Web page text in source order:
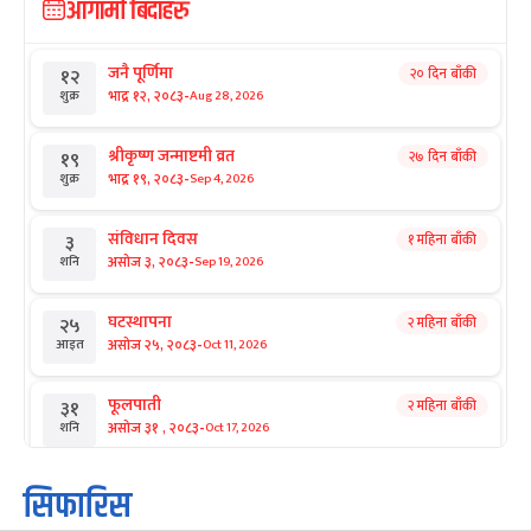
आगामी बिदाहरु
१२
शुक्र
जनै पूर्णिमा
भाद्र १२, २०८३-Aug 28, 2026
२० दिन बाँकी
१९
शुक्र
श्रीकृष्ण जन्माष्टमी व्रत
भाद्र १९, २०८३-Sep 4, 2026
२७ दिन बाँकी
३
शनि
संविधान दिवस
असोज ३, २०८३-Sep 19, 2026
१ महिना बाँकी
२५
आइत
घटस्थापना
असोज २५, २०८३-Oct 11, 2026
२ महिना बाँकी
३१
शनि
फूलपाती
असोज ३१ , २०८३-Oct 17, 2026
२ महिना बाँकी
१
आइत
कार्तिक सङ्क्रान्ति
कार्तिक १, २०८३
सिफारिस